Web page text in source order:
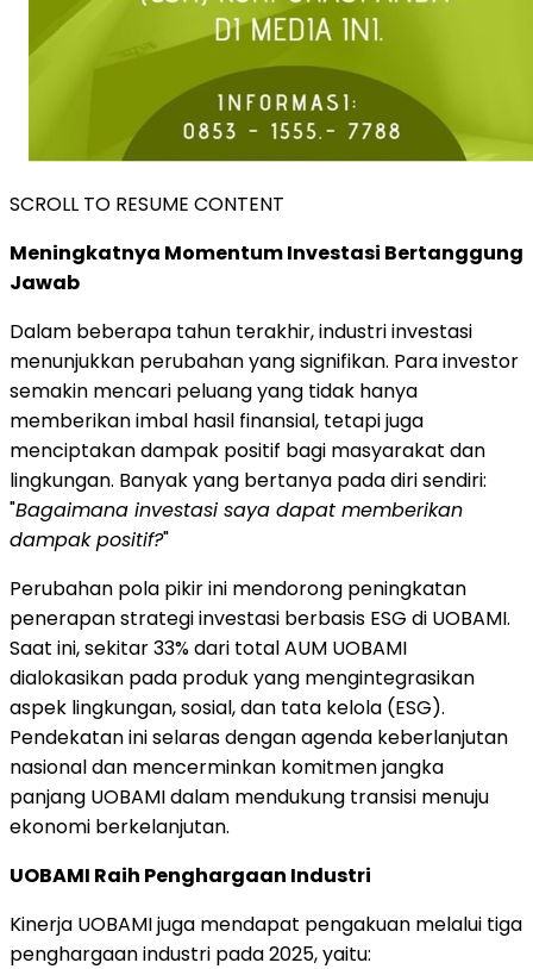
SCROLL TO RESUME CONTENT
Meningkatnya Momentum Investasi Bertanggung
Jawab
Dalam beberapa tahun terakhir, industri investasi
menunjukkan perubahan yang signifikan. Para investor
semakin mencari peluang yang tidak hanya
memberikan imbal hasil finansial, tetapi juga
menciptakan dampak positif bagi masyarakat dan
lingkungan. Banyak yang bertanya pada diri sendiri:
"Bagaimana investasi saya dapat memberikan
dampak positif?"
Perubahan pola pikir ini mendorong peningkatan
penerapan strategi investasi berbasis ESG di UOBAMI.
Saat ini, sekitar 33% dari total AUM UOBAMI
dialokasikan pada produk yang mengintegrasikan
aspek lingkungan, sosial, dan tata kelola (ESG).
Pendekatan ini selaras dengan agenda keberlanjutan
nasional dan mencerminkan komitmen jangka
panjang UOBAMI dalam mendukung transisi menuju
ekonomi berkelanjutan.
UOBAMI Raih Penghargaan Industri
Kinerja UOBAMI juga mendapat pengakuan melalui tiga
penghargaan industri pada 2025, yaitu: